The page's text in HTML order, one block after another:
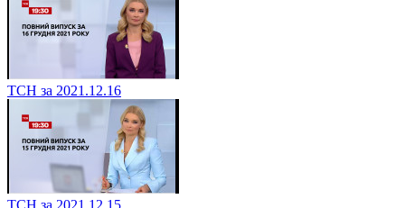
ТСН за 2021.12.16
ТСН за 2021.12.15